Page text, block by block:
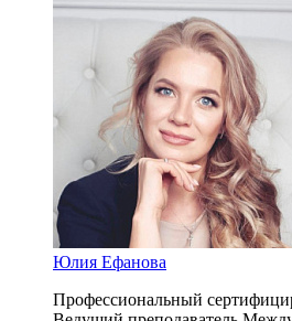
Юлия Ефанова
Профессиональный